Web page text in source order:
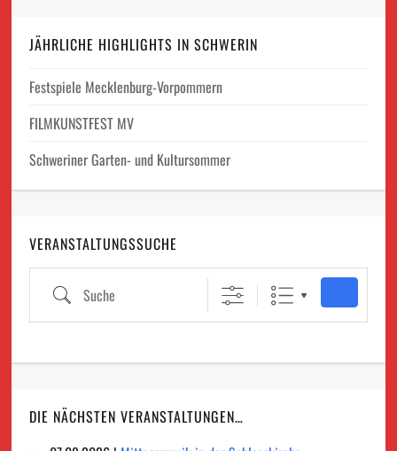
JÄHRLICHE HIGHLIGHTS IN SCHWERIN
Festspiele Mecklenburg-Vorpommern
FILMKUNSTFEST MV
Schweriner Garten- und Kultursommer
VERANSTALTUNGSSUCHE
Suche
DIE NÄCHSTEN VERANSTALTUNGEN…